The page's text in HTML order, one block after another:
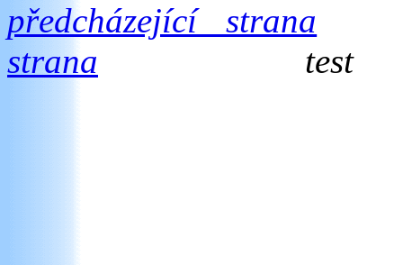
předcházející strana
strana test